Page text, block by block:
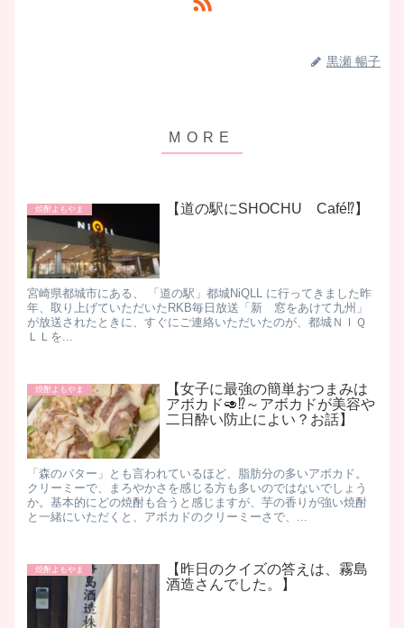
黒瀬 暢子
焼酎よもやま 【道の駅にSHOCHU Café⁉】
宮崎県都城市にある、 「道の駅」都城NiQLL に行ってきました ​ 昨
年、取り上げていただいたRKB毎日放送「新 窓をあけて九州」
が放送されたときに、すぐにご連絡いただいたのが、 ​ 都城ＮＩＱ
ＬＬを...
焼酎よもやま
【女子に最強の簡単おつまみは
アボカド🥑⁉～アボカドが美容や
二日酔い防止によい？お話】
「森のバター」とも言われているほど、脂肪分の多いアボカド。
クリーミーで、まろやかさを感じる方も多いのではないでしょう
か。 ​ 基本的にどの焼酎も合うと感じますが、芋の香りが強い焼酎
と一緒にいただくと、アボカドのクリーミーさで、...
焼酎よもやま
【昨日のクイズの答えは、霧島
酒造さんでした。】